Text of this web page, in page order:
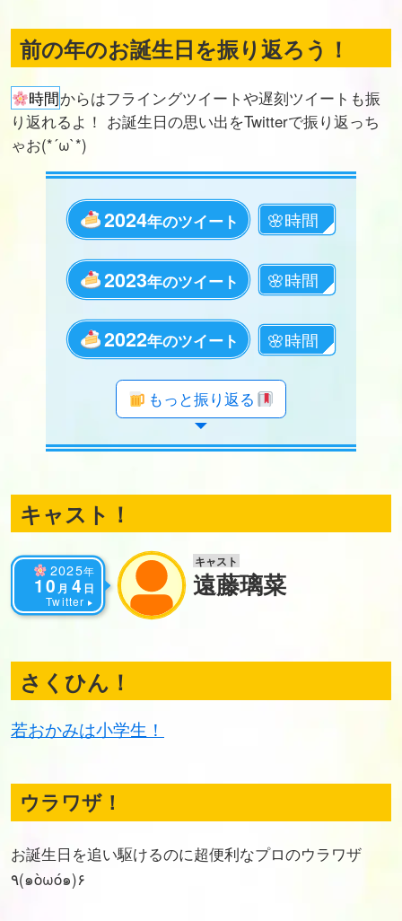
前の年のお誕生日を振り返ろう！
時間からはフライングツイートや遅刻ツイートも振
り返れるよ！ お誕生日の思い出をTwitterで振り返っち
ゃお(*´ω`*)
2024年のツイート
2023年のツイート
2022年のツイート
年のツイート
年のツイート
年のツイート
年のツイート
年のツイート
年のツイート
年のツイート
年のツイート
年のツイート
年のツイート
年のツイート
年のツイート
年のツイート
年のツイート
年のツイート
年のツイート
もっと振り返る
キャスト！
2025年
10 月 4 日
Twitter
キャスト
遠藤璃菜
さくひん！
若おかみは小学生！
ウラワザ！
お誕生日を追い駆けるのに超便利なプロのウラワザ
٩(๑òωó๑)۶